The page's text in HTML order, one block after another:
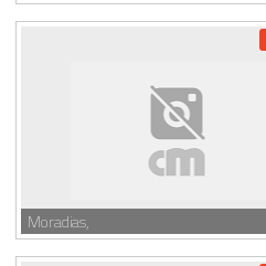
Moradias,